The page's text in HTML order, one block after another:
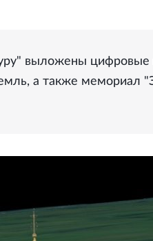
выложены цифровые
а также мемориал